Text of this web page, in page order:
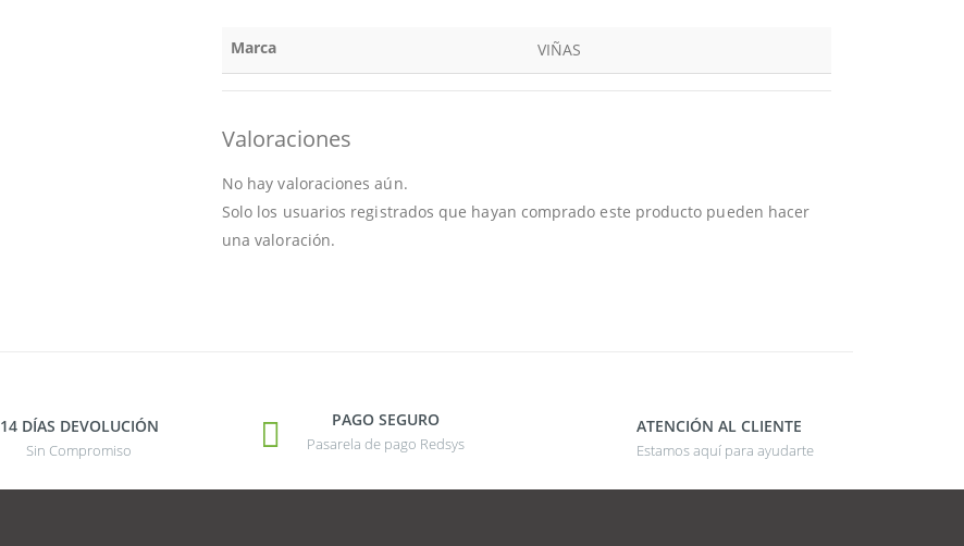
Marca VIÑAS
Valoraciones
No hay valoraciones aún.
Solo los usuarios registrados que hayan comprado este producto pueden hacer
una valoración.
14 DÍAS DEVOLUCIÓN
Sin Compromiso
PAGO SEGURO
Pasarela de pago Redsys
ATENCIÓN AL CLIENTE
Estamos aquí para ayudarte